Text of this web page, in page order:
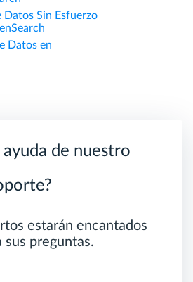
Sin Esfuerzo
Datos en
de nuestro
estarán encantados
sus preguntas.